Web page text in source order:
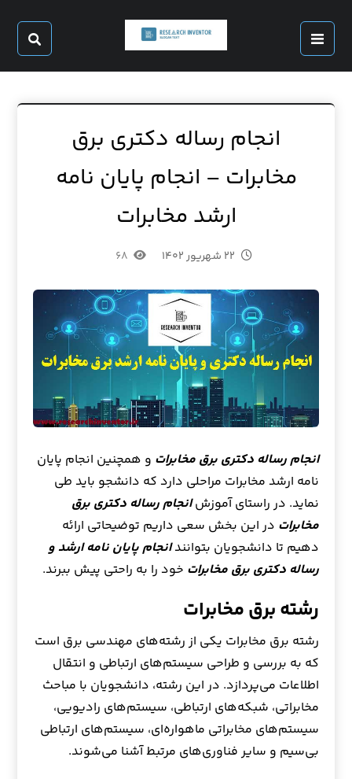
انجام رساله دکتری برق
مخابرات – انجام پایان نامه
ارشد مخابرات
۲۲ شهریور ۱۴۰۲ ۶۸
انجام رساله دکتری برق مخابرات و همچنین انجام پایان
نامه ارشد مخابرات مراحلی دارد که دانشجو باید طی
نماید. در راستای آموزشانجام رساله دکتری برق
مخابرات در این بخش سعی داریم توضیحاتی ارائه
دهیم تا دانشجویان بتوانندانجام پایان نامه ارشد و
رساله دکتری برق مخابرات خود را به راحتی پیش ببرند.
رشته برق مخابرات
رشته برق مخابرات یکی از رشته‌های مهندسی برق است
که به بررسی و طراحی سیستم‌های ارتباطی و انتقال
اطلاعات می‌پردازد. در این رشته، دانشجویان با مباحث
مخابراتی، شبکه‌های ارتباطی، سیستم‌های رادیویی،
سیستم‌های مخابراتی ماهواره‌ای، سیستم‌های ارتباطی
بی‌سیم و سایر فناوری‌های مرتبط آشنا می‌شوند.